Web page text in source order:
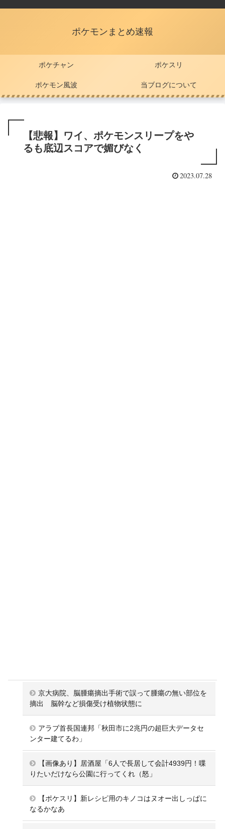
ポケモンまとめ速報
ポケチャン ポケスリ
ポケモン風波 当ブログについて
【悲報】ワイ、ポケモンスリープをや
るも底辺スコアで媚びなく
2023.07.28
京大病院、脳腫瘍摘出手術で誤って腫瘍の無い部位を
摘出 脳幹など損傷受け植物状態に
アラブ首長国連邦「秋田市に2兆円の超巨大データセ
ンター建てるわ」
【画像あり】居酒屋「6人で長居して会計4939円！喋
りたいだけなら公園に行ってくれ（怒」
【ポケスリ】新レシピ用のキノコはヌオー出しっぱに
なるかなあ